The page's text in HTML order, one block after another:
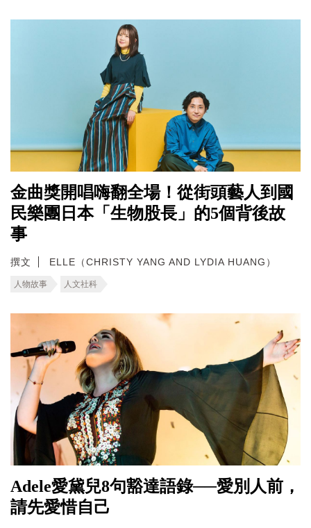
金曲獎開唱嗨翻全場！從街頭藝人到國
民樂團日本「生物股長」的5個背後故
事
撰文 ELLE（CHRISTY YANG AND LYDIA HUANG）
人物故事 人文社科
Adele愛黛兒8句豁達語錄──愛別人前，
請先愛惜自己